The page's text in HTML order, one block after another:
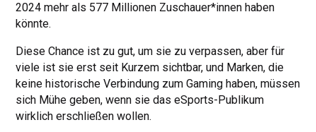
2024 mehr als 577 Millionen Zuschauer*innen haben
könnte.
Diese Chance ist zu gut, um sie zu verpassen, aber für
viele ist sie erst seit Kurzem sichtbar, und Marken, die
keine historische Verbindung zum Gaming haben, müssen
sich Mühe geben, wenn sie das eSports-Publikum
wirklich erschließen wollen.